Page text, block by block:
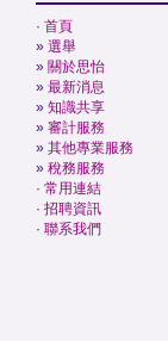
· 首頁
» 選舉
» 關於思怡
» 最新消息
» 知識共享
» 審計服務
» 其他專業服務
» 稅務服務
· 常用連結
· 招聘資訊
· 聯系我們